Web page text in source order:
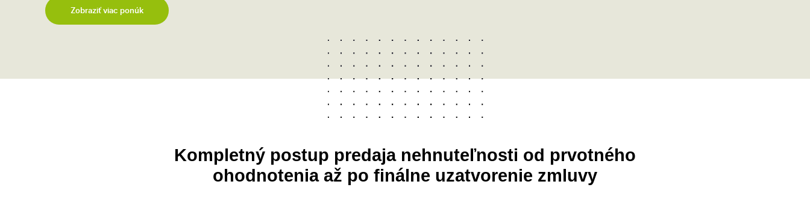
Zobraziť viac ponúk
Kompletný postup predaja nehnuteľnosti od prvotného
ohodnotenia až po finálne uzatvorenie zmluvy